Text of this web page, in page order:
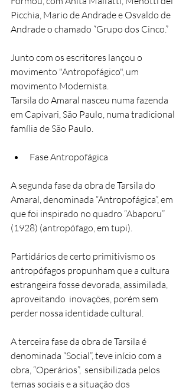
Picchia, Mario de Andrade e Osvaldo de
Andrade o chamado “Grupo dos Cinco.”
Junto com os escritores lançou o
movimento "Antropofágico", um
movimento Modernista.
Tarsila do Amaral nasceu numa fazenda
em Capivari, São Paulo, numa tradicional
família de São Paulo.
Fase Antropofágica
A segunda fase da obra de Tarsila do
Amaral, denominada “Antropofágica”, em
que foi inspirado no quadro “Abaporu”
(1928) (antropófago, em tupi).
Partidários de certo primitivismo os
antropófagos propunham que a cultura
estrangeira fosse devorada, assimilada,
aproveitando  inovações, porém sem
perder nossa identidade cultural.
A terceira fase da obra de Tarsila é
denominada “Social”, teve início com a
obra, “Operários”,  sensibilizada pelos
temas sociais e a situação dos